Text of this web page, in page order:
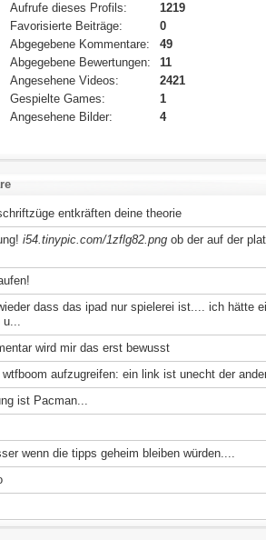
Aufrufe dieses Profils:
1219
Favorisierte Beiträge:
0
Abgegebene Kommentare:
49
Abgegebene Bewertungen:
11
Angesehene Videos:
2421
Gespielte Games:
1
Angesehene Bilder:
4
entkräften deine theorie
i54.tinypic.com/1zflg82.png ob der auf der
dass das ipad nur spielerei ist.... ich hätte
u...
wird mir das erst bewusst
aufzugreifen: ein link ist unecht der
ist Pacman...
wenn die tipps geheim bleiben würden....